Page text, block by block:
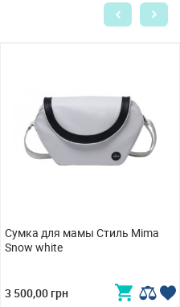
Сумка для мамы Стиль Mima
Snow white
3 500,00 грн